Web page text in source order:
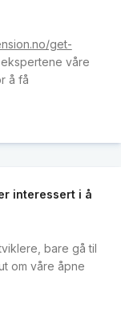
get-
våre
å få
interessert i å
bare gå til
om våre åpne